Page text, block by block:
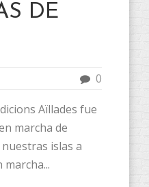
DE
0
Aïllades fue
marcha de
islas a